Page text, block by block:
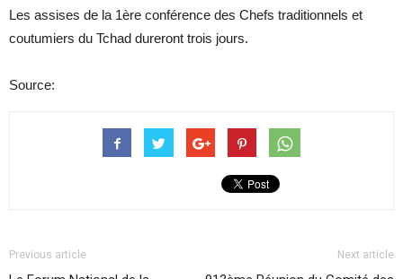
Les assises de la 1ère conférence des Chefs traditionnels et
coutumiers du Tchad dureront trois jours.
Source:
Previous article Next article